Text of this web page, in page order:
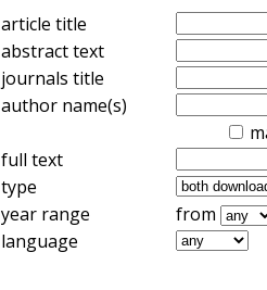
article title
abstract text
journals title
author name(s)
full text
type
year range
from
language